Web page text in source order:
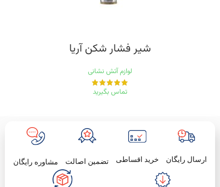
شیر فشار شکن آریا
لوازم آتش نشانی
تماس بگیرید
ارسال رایگان خرید اقساطی تضمین اصالت مشاوره رایگان